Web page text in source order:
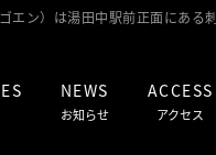
エン）は湯田中駅前正面にある
NEWS
お知らせ
ACCESS
アクセス